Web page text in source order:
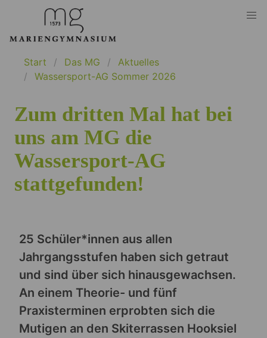
Start Das MG
Aktuelles
Wassersport-AG Sommer 2026
Zum dritten Mal hat bei
uns am MG die
Wassersport-AG
stattgefunden!
25 Schüler*innen aus allen
Jahrgangsstufen haben sich getraut
und sind über sich hinausgewachsen.
An einem Theorie- und fünf
Praxisterminen erprobten sich die
Mutigen an den Skiterrassen Hooksiel